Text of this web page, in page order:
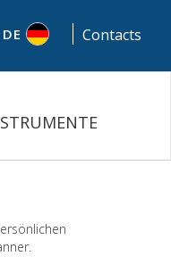
DE Contacts